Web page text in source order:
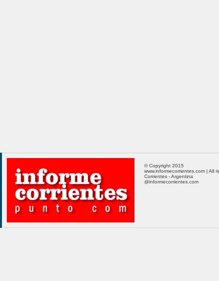
© Copyright 2015
www.informecorrientes.com | All
Corrientes - Argentina
@informecorrientes.com